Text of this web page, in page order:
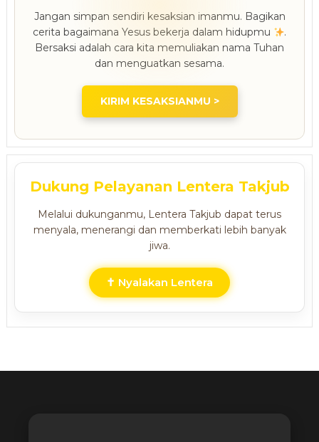
Jangan simpan sendiri kesaksian imanmu. Bagikan
cerita bagaimana Yesus bekerja dalam hidupmu
.
Bersaksi adalah cara kita memuliakan nama Tuhan
dan menguatkan sesama.
KIRIM KESAKSIANMU >
Dukung Pelayanan Lentera Takjub
Melalui dukunganmu, Lentera Takjub dapat terus
menyala, menerangi dan memberkati lebih banyak
jiwa.
✝ Nyalakan Lentera